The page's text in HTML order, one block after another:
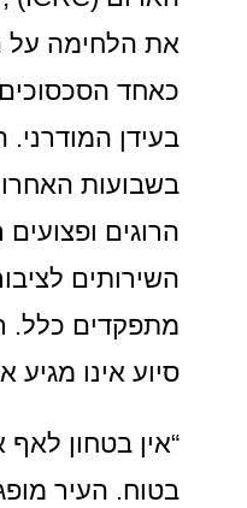
את הלחימה על
כאחד
בעידן
בשבועות
הרוגים
השירותים
מתפקדים כלל.
סיוע אינו מגיע
“אין בטחון
בטוח. העיר